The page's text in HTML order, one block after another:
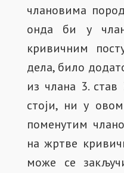
члановима
онда би у
кривичним
дела, било
из члана 3. став
стоји, ни у
поменутим
на жртве
може се